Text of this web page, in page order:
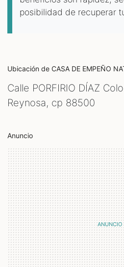
posibilidad de recuperar
Ubicación de CASA DE EMPEÑO
Calle PORFIRIO DÍAZ
Reynosa, cp 88500
Anuncio